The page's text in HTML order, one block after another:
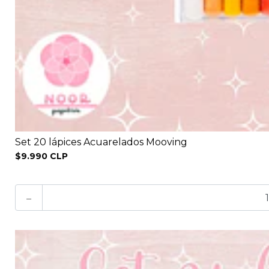
Set 20 lápices Acuarelados Mooving
$9.990 CLP
-